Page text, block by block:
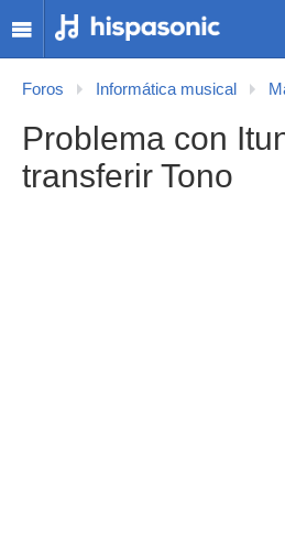
Foros Informática musical
Problema con
transferir Tono